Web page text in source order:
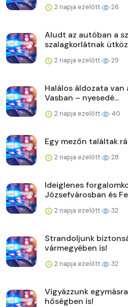
2 napja ezelőtt 26
Aludt az autóban a
szalagkorlátnak
2 napja ezelőtt 29
Halálos áldozata
Vasban – nyesedé...
2 napja ezelőtt 40
Egy mezőn találtak rá
2 napja ezelőtt 28
Ideiglenes
Józsefvárosban és
2 napja ezelőtt 32
Strandoljunk
vármegyében is!
2 napja ezelőtt 32
Vigyázzunk
hőségben is!